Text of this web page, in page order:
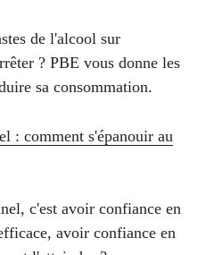
de l'alcool sur
? PBE vous donne les
sa consommation.
: comment s'épanouir au
c'est avoir confiance en
avoir confiance en